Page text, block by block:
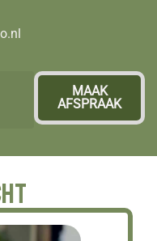
MAAK
AFSPRAAK